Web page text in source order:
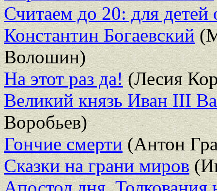
Считаем до 20: для детей
Константин Богаевский
Волошин)
На этот раз да!(Лесия
Великий князь Иван III
Воробьев)
Гончие смерти(Антон
Сказки на грани миров